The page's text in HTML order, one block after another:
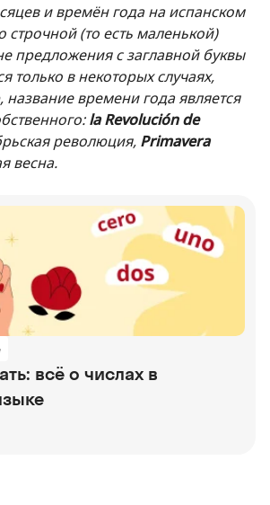
и времён года на испанском
строчной (то есть маленькой)
предложения с заглавной буквы
только в некоторых случаях,
название времени года является
la Revolución de
революция, Primavera
весна.
всё о числах в